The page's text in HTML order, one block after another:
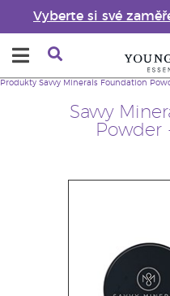
Vyberte si své
Savvy
Powder
Produkty Savvy Minerals Foundation